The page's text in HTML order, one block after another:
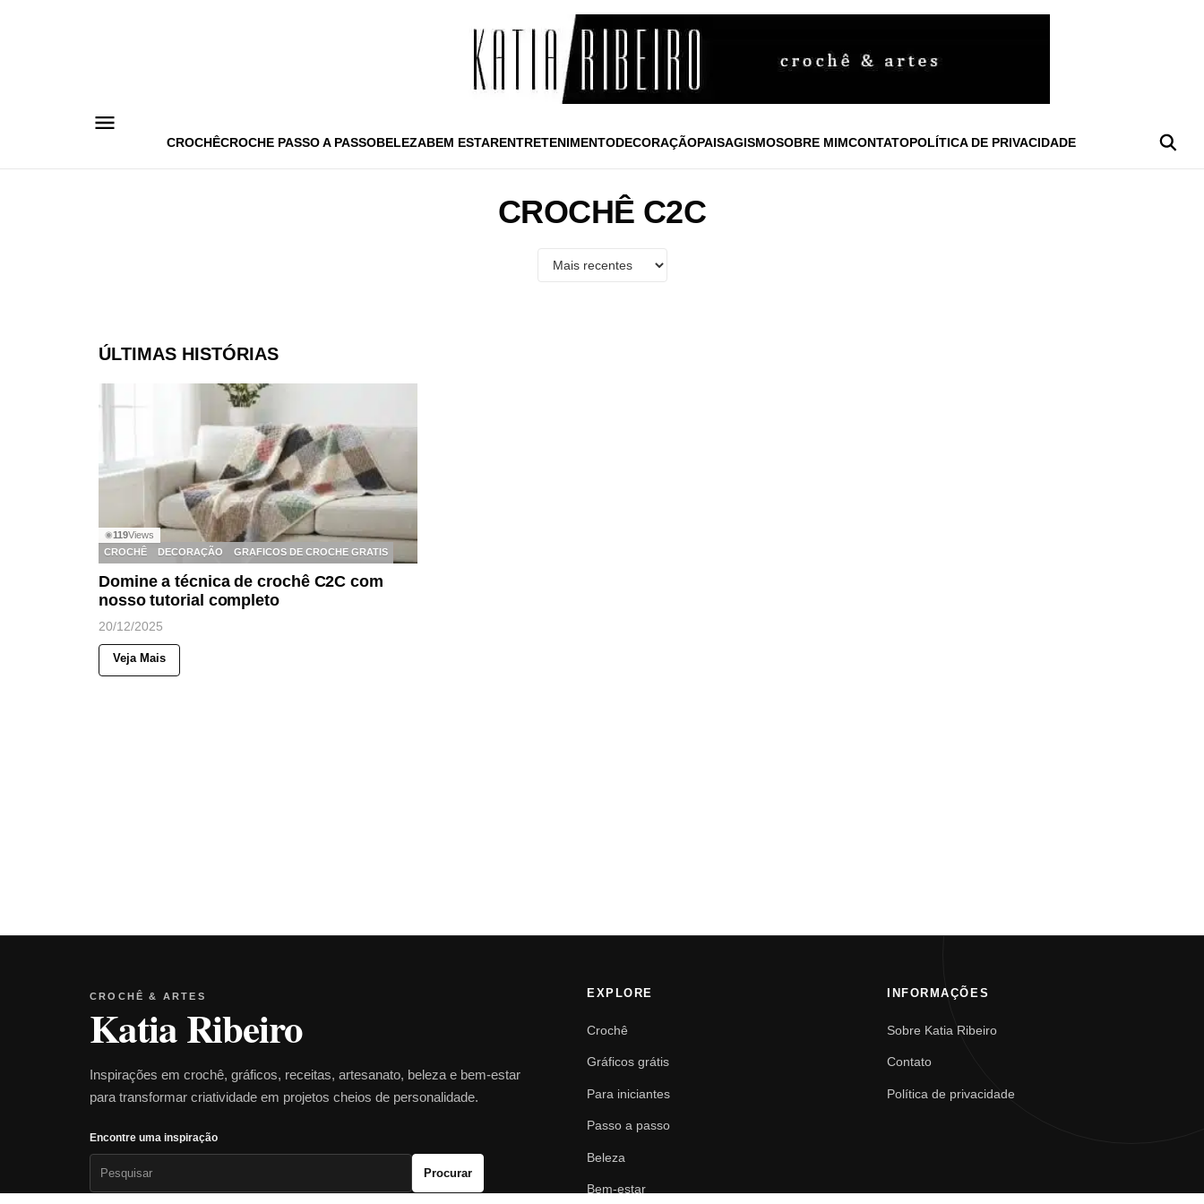
CROCHÊCROCHE PASSO A PASSOBELEZABEM ESTARENTRETENIMENTODECORAÇÃOPAISAGISMOSOBRE MIMCONTATOPOLÍTICA DE PRIVACIDADE
CROCHÊ C2C
ÚLTIMAS HISTÓRIAS
◉119Views
CROCHÊ
DECORAÇÃO GRAFICOS DE CROCHE GRATIS
Domine a técnica de crochê C2C com
nosso tutorial completo
20/12/2025
Veja Mais
CROCHÊ & ARTES
Katia Ribeiro
Inspirações em crochê, gráficos, receitas, artesanato, beleza e bem-estar
para transformar criatividade em projetos cheios de personalidade.
Encontre uma inspiração
Procurar
EXPLORE
Crochê
Gráficos grátis
Para iniciantes
Passo a passo
Beleza
Bem-estar
INFORMAÇÕES
Sobre Katia Ribeiro
Contato
Política de privacidade